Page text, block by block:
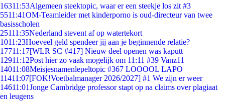
16311:53Algemeen steektopic, waar er een steekje los zit #3
5511:41OM-Teamleider met kinderporno is oud-directeur van twee
basisscholen
25111:35Nederland stevent af op watertekort
1011:23Hoeveel geld spendeer jij aan je beginnende relatie?
17711:17[WLR SC #417] Nieuw deel openen was kaputt
12911:12Post hier zo vaak mogelijk om 11:11 #39 Vanz11
14011:08Meisjesnamenlepeltopic #367 LOOOOL LAPO
11411:07[FOK!Voetbalmanager 2026/2027] #1 We zijn er weer
14611:01Jonge Cambridge professor stapt op na claims over plagiaat
en leugens